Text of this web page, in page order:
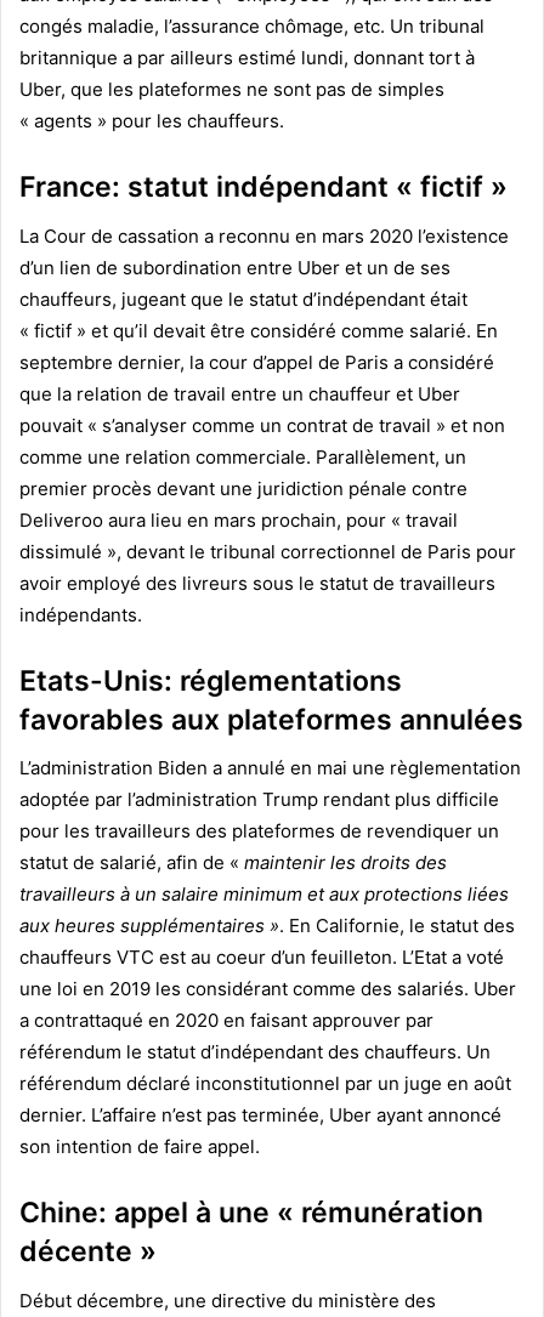
congés maladie, l’assurance chômage, etc. Un tribunal
britannique a par ailleurs estimé lundi, donnant tort à
Uber, que les plateformes ne sont pas de simples
« agents » pour les chauffeurs.
France: statut indépendant « fictif »
La Cour de cassation a reconnu en mars 2020 l’existence
d’un lien de subordination entre Uber et un de ses
chauffeurs, jugeant que le statut d’indépendant était
« fictif » et qu’il devait être considéré comme salarié. En
septembre dernier, la cour d’appel de Paris a considéré
que la relation de travail entre un chauffeur et Uber
pouvait « s’analyser comme un contrat de travail » et non
comme une relation commerciale. Parallèlement, un
premier procès devant une juridiction pénale contre
Deliveroo aura lieu en mars prochain, pour « travail
dissimulé », devant le tribunal correctionnel de Paris pour
avoir employé des livreurs sous le statut de travailleurs
indépendants.
Etats-Unis: réglementations
favorables aux plateformes annulées
L’administration Biden a annulé en mai une règlementation
adoptée par l’administration Trump rendant plus difficile
pour les travailleurs des plateformes de revendiquer un
statut de salarié, afin de « maintenir les droits des
travailleurs à un salaire minimum et aux protections liées
aux heures supplémentaires ». En Californie, le statut des
chauffeurs VTC est au coeur d’un feuilleton. L’Etat a voté
une loi en 2019 les considérant comme des salariés. Uber
a contrattaqué en 2020 en faisant approuver par
référendum le statut d’indépendant des chauffeurs. Un
référendum déclaré inconstitutionnel par un juge en août
dernier. L’affaire n’est pas terminée, Uber ayant annoncé
son intention de faire appel.
Chine: appel à une « rémunération
décente »
Début décembre, une directive du ministère des